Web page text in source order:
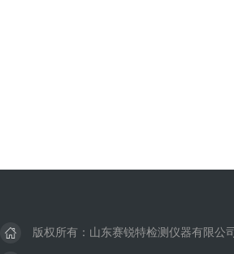
版权所有：山东赛锐特检测仪器有限公司